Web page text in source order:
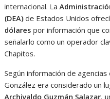
internacional. La
(DEA) de Estados Unidos
dólares por información que
señalarlo como un operador
Chapitos.
Según información de
González era considerado un
Archivaldo Guzmán Salazar,